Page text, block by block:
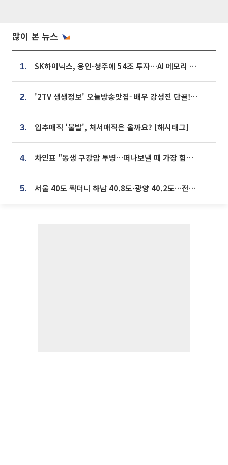
많이 본 뉴스
1. SK하이닉스, 용인·청주에 54조 투자…AI 메모리 생산기지 키운다
2. '2TV 생생정보' 오늘방송맛집- 배우 강성진 단골! 쌀국수ㆍ푸팟퐁 커리 맛집 '블○○○'
3. 입추매직 '불발', 처서매직은 올까요? [해시태그]
4. 차인표 "동생 구강암 투병…떠나보낼 때 가장 힘들었다”
5. 서울 40도 찍더니 하남 40.8도·광양 40.2도…전국 '펄펄'